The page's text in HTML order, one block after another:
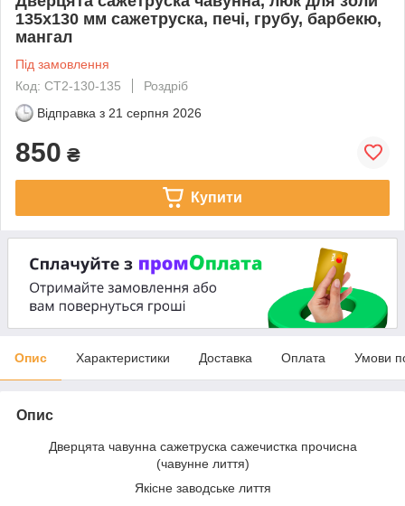
135х130 мм сажетруска, печі, грубу, барбекю,
мангал
Під замовлення
Код: СТ2-130-135
Роздріб
Відправка з 21 серпня 2026
850 ₴
Купити
Опис Характеристики Доставка Оплата Умови
Опис
Дверцята чавунна сажетруска сажечистка прочисна
(чавунне лиття)
Якісне заводське лиття